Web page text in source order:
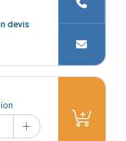
devis